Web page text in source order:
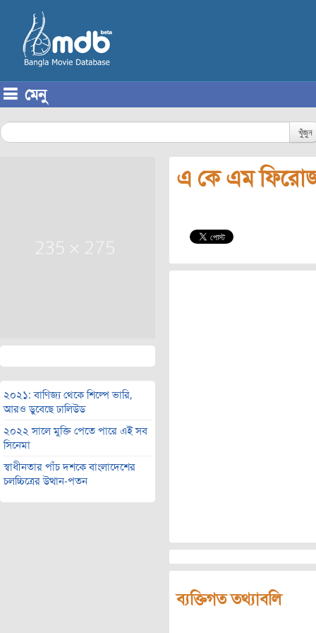
মেনু
খুঁজুন
২০২১: বাণিজ্য থেকে শিল্পে ভারি,
আরও ডুবেছে ঢালিউড
২০২২ সালে মুক্তি পেতে পারে এই সব
সিনেমা
স্বাধীনতার পাঁচ দশকে বাংলাদেশের
চলচ্চিত্রের উত্থান-পতন
এ কে এম
ব্যক্তিগত তথ্যাবলি